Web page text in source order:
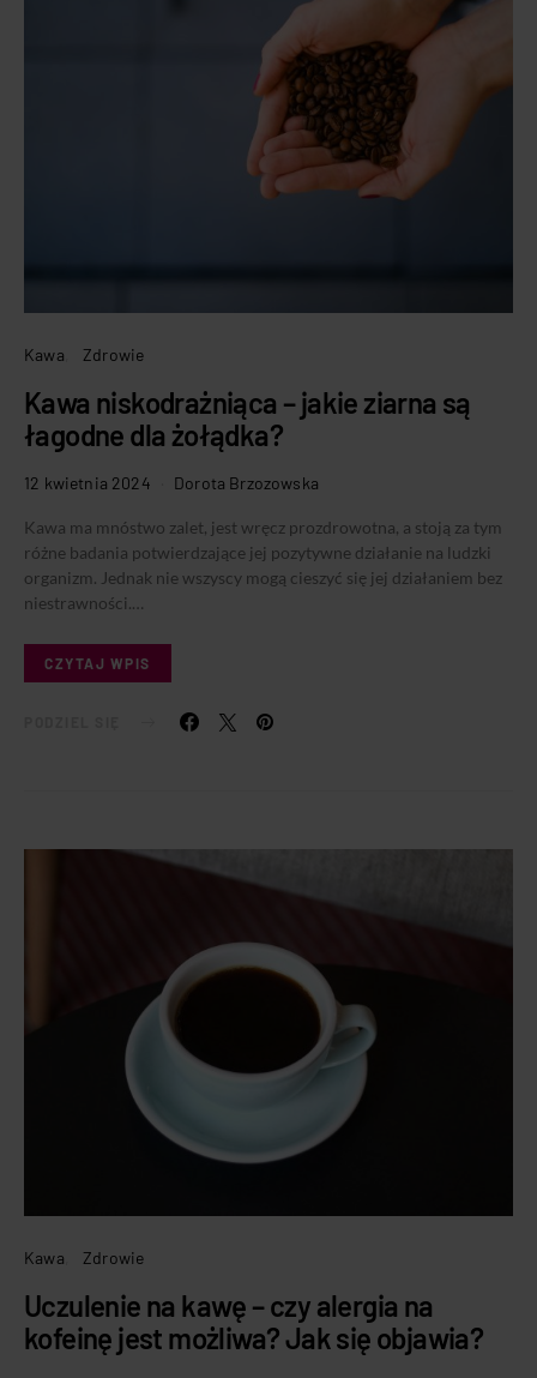
Kawa Zdrowie
Kawa niskodrażniąca – jakie ziarna są
łagodne dla żołądka?
12 kwietnia 2024 Dorota Brzozowska
Kawa ma mnóstwo zalet, jest wręcz prozdrowotna, a stoją za tym
różne badania potwierdzające jej pozytywne działanie na ludzki
organizm. Jednak nie wszyscy mogą cieszyć się jej działaniem bez
niestrawności.…
CZYTAJ WPIS
Kawa Zdrowie
Uczulenie na kawę – czy alergia na
kofeinę jest możliwa? Jak się objawia?